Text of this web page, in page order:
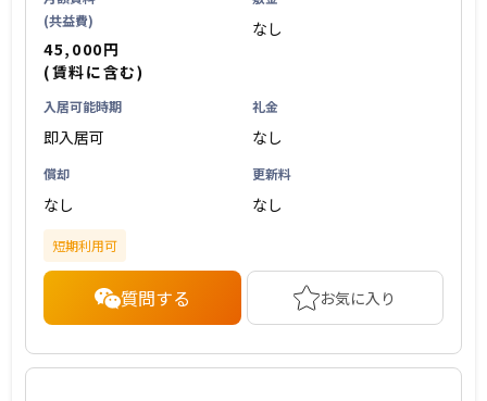
(共益費)
45,000円
(賃料に含む)
なし
入居可能時期
即入居可
礼金
なし
償却
なし
更新料
なし
短期利用可
質問する お気に入り